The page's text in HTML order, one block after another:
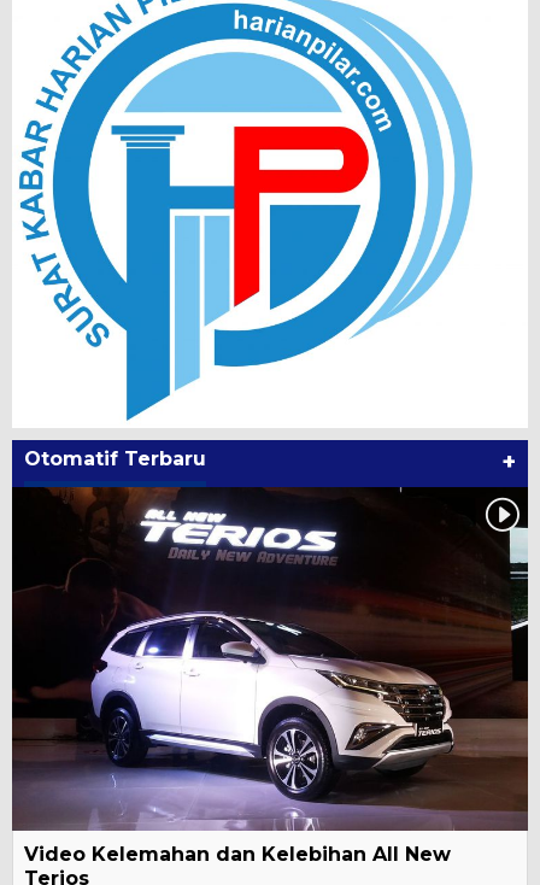
Otomatif Terbaru +
Video Kelemahan dan Kelebihan All New
Terios